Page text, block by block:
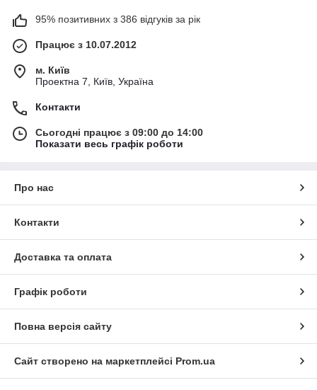
95% позитивних з 386 відгуків за рік
Працює з 10.07.2012
м. Київ
Проектна 7, Київ, Україна
Контакти
Сьогодні працює з 09:00 до 14:00
Показати весь графік роботи
Про нас
Контакти
Доставка та оплата
Графік роботи
Повна версія сайту
Сайт створено на маркетплейсі Prom.ua